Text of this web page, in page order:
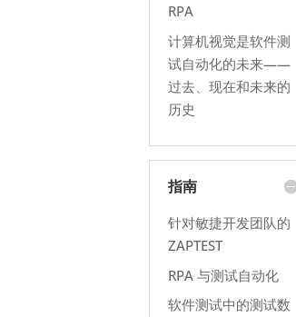
RPA
计算机视觉是软件测
试自动化的未来——
过去、现在和未来的
历史
指南
针对敏捷开发团队的
ZAPTEST
RPA 与测试自动化
软件测试中的测试数